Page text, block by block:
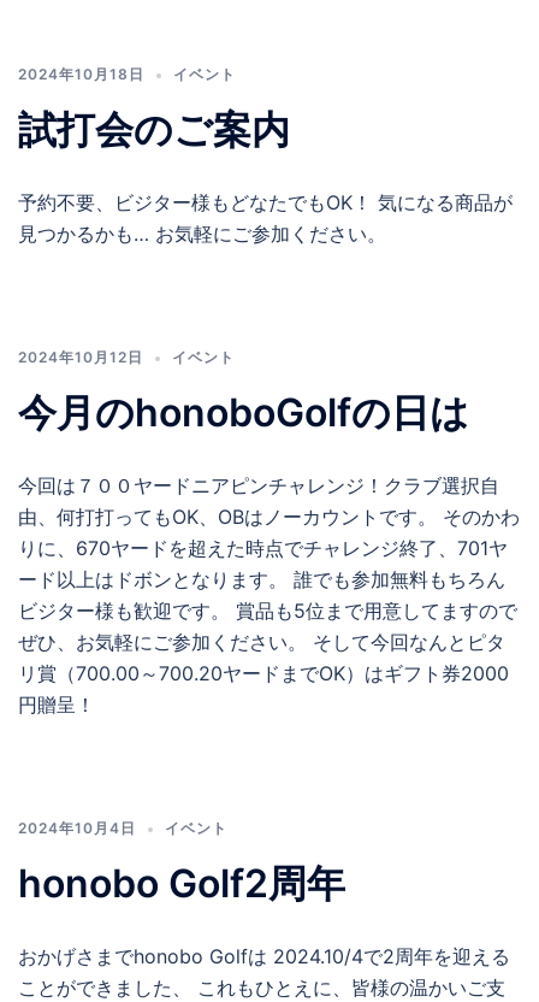
2024年10月18日 イベント
試打会のご案内
予約不要、ビジター様もどなたでもOK！ 気になる商品が
見つかるかも… お気軽にご参加ください。
2024年10月12日 イベント
今月のhonoboGolfの日は
今回は７００ヤードニアピンチャレンジ！クラブ選択自
由、何打打ってもOK、OBはノーカウントです。 そのかわ
りに、670ヤードを超えた時点でチャレンジ終了、701ヤ
ード以上はドボンとなります。 誰でも参加無料もちろん
ビジター様も歓迎です。 賞品も5位まで用意してますので
ぜひ、お気軽にご参加ください。 そして今回なんとピタ
リ賞（700.00～700.20ヤードまでOK）はギフト券2000
円贈呈！
2024年10月4日 イベント
honobo Golf2周年
おかげさまでhonobo Golfは 2024.10/4で2周年を迎える
ことができました、 これもひとえに、皆様の温かいご支